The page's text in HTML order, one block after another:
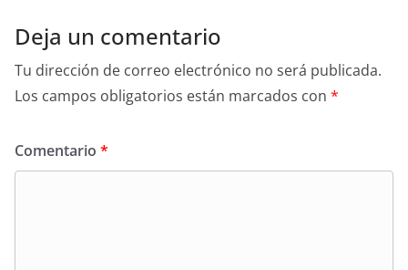
Deja un comentario
Tu dirección de correo electrónico no será publicada.
Los campos obligatorios están marcados con *
Comentario *